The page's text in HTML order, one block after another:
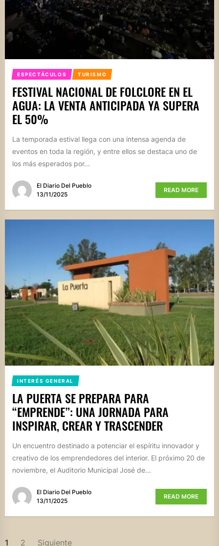
ESPECTÁCULOS TURISMO
FESTIVAL NACIONAL DE FOLCLORE EN EL
AGUA: LA VENTA ANTICIPADA YA SUPERA
EL 50%
La temporada estival llega con una intensa agenda de
eventos en toda la región, y entre ellos se destaca uno de
los más esperados por...
El Diario Del Pueblo
13/11/2025
READ MORE
INTERÉS GENERAL
LA PUERTA SE PREPARA PARA
“EMPRENDE”: UNA JORNADA PARA
INSPIRAR, CREAR Y TRASCENDER
Un encuentro destinado a potenciar el espíritu innovador y
creativo de los emprendedores del interior. El próximo 20 de
noviembre, el Auditorio Municipal José de...
El Diario Del Pueblo
13/11/2025
READ MORE
1 2 Siguiente